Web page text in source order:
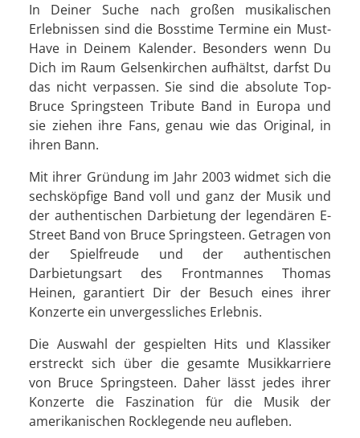
In Deiner Suche nach großen musikalischen
Erlebnissen sind die Bosstime Termine ein Must-
Have in Deinem Kalender. Besonders wenn Du
Dich im Raum Gelsenkirchen aufhältst, darfst Du
das nicht verpassen. Sie sind die absolute Top-
Bruce Springsteen Tribute Band in Europa und
sie ziehen ihre Fans, genau wie das Original, in
ihren Bann.
Mit ihrer Gründung im Jahr 2003 widmet sich die
sechsköpfige Band voll und ganz der Musik und
der authentischen Darbietung der legendären E-
Street Band von Bruce Springsteen. Getragen von
der Spielfreude und der authentischen
Darbietungsart des Frontmannes Thomas
Heinen, garantiert Dir der Besuch eines ihrer
Konzerte ein unvergessliches Erlebnis.
Die Auswahl der gespielten Hits und Klassiker
erstreckt sich über die gesamte Musikkarriere
von Bruce Springsteen. Daher lässt jedes ihrer
Konzerte die Faszination für die Musik der
amerikanischen Rocklegende neu aufleben.